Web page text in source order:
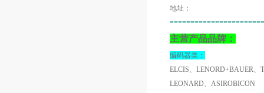
地址：
主营产品品牌：
编码器类：
ELCIS、LENORD+BAUER
LEONARD、ASIROBICON